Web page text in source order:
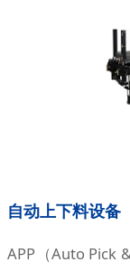
自动上下料设备
APP（Auto Pick